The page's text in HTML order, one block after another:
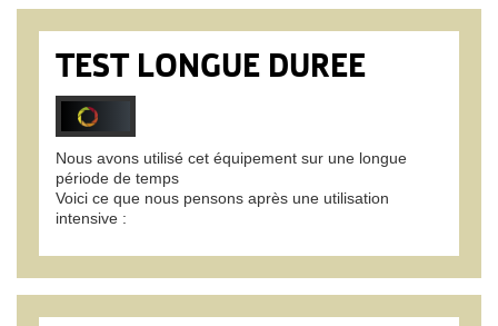
TEST LONGUE DUREE
Nous avons utilisé cet équipement sur une longue
période de temps
Voici ce que nous pensons après une utilisation
intensive :